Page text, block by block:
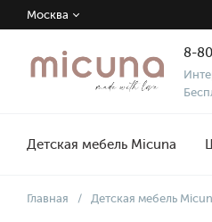
Москва
8-
Детская мебель Micuna
Главная / Детская мебель